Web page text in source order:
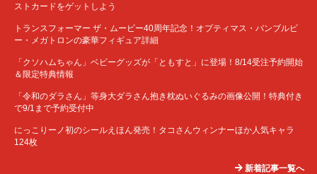
ストカードをゲットしよう
トランスフォーマー ザ・ムービー40周年記念！オプティマス・バンブルビ
ー・メガトロンの豪華フィギュア詳細
「クソハムちゃん」ベビーグッズが「ともすと」に登場！8/14受注予約開始
＆限定特典情報
「令和のダラさん」等身大ダラさん抱き枕ぬいぐるみの画像公開！特典付き
で9/1まで予約受付中
にっこりーノ初のシールえほん発売！タコさんウィンナーほか人気キャラ
124枚
新着記事一覧へ